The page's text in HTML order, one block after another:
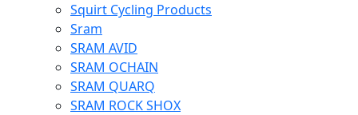
Squirt Cycling Products
Sram
SRAM AVID
SRAM OCHAIN
SRAM QUARQ
SRAM ROCK SHOX